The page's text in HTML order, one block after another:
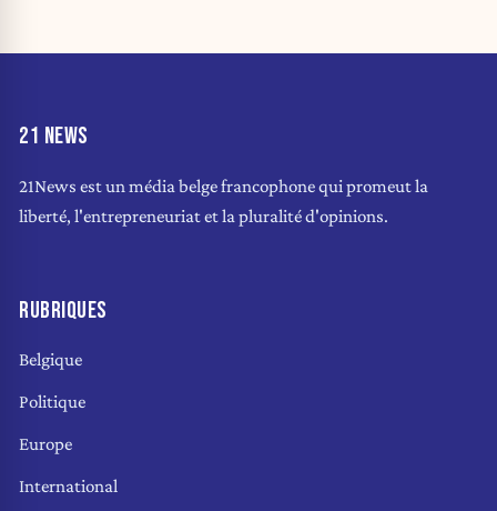
21 NEWS
21News est un média belge francophone qui promeut la
liberté, l'entrepreneuriat et la pluralité d'opinions.
RUBRIQUES
Belgique
Politique
Europe
International